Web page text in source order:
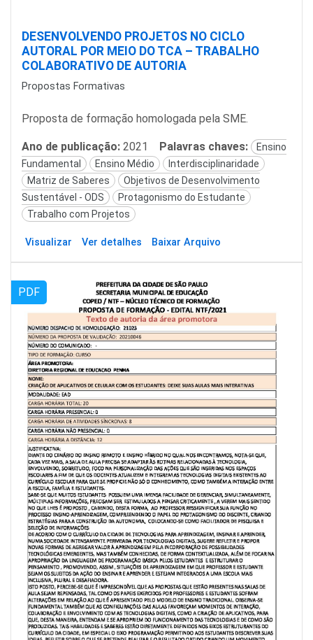
DESENVOLVENDO PROJETOS NO CICLO
AUTORAL POR MEIO DO TCA – TRABALHO
COLABORATIVO DE AUTORIA
Propostas Formativas
Proposta de formação homologada pela SME.
Ano de publicação: 2021 Palavras chaves:
Ensino
Fundamental
Ensino Médio
Interdisciplinaridade
Matriz de Saberes
Objetivos de Desenvolvimento
Sustentável - ODS
Protagonismo do Estudante
Trabalho com Projetos
Visualizar Ver detalhes Baixar Arquivo
PDF